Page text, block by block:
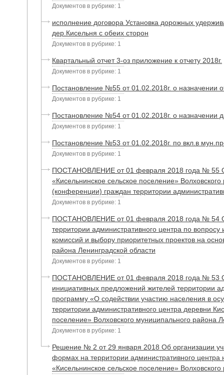
Документов в рубрике: 1
исполнение договора Установка дорожных
дер.Кисельня с обеих сторон
Документов в рубрике: 1
Квартальный отчет 3-оз приложение к отчету 2018г.
Документов в рубрике: 1
Постановление №55 от 01.02.2018г. о назначении
Документов в рубрике: 1
Постановление №54 от 01.02.2018г. о назначении
Документов в рубрике: 1
Постановление №53 от 01.02.2018г. по вкл.в
Документов в рубрике: 1
ПОСТАНОВЛЕНИЕ от 01 февраля 2018 года № 55
«Кисельнинское сельское поселение»
(конференции) граждан территории
Документов в рубрике: 1
ПОСТАНОВЛЕНИЕ от 01 февраля 2018 года № 54 О
территории административного центра по
комиссий и выбору приоритетных проектов на
района Ленинградской области
Документов в рубрике: 1
ПОСТАНОВЛЕНИЕ от 01 февраля 2018 года № 53
инициативных предложений жителей территории
программу «О содействии участию населения в
территории административного центра деревни
поселение» Волховского муниципального района
Документов в рубрике: 1
Решение № 2 от 29 января 2018 Об организации
формах на территории административного центра
«Кисельнинское сельское поселение»